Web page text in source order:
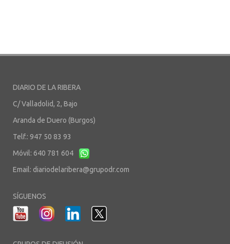
DIARIO DE LA RIBERA
C/ Valladolid, 2, Bajo
Aranda de Duero (Burgos)
Telf.: 947 50 83 93
Móvil: 640 781 604
Email: diariodelaribera@grupodr.com
SÍGUENOS